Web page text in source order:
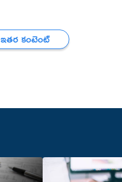
ఇతర కంటెంట్